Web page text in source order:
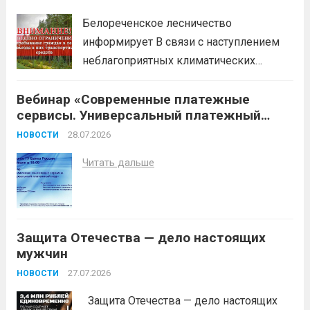
Белореченское лесничество
информирует В связи с наступлением
неблагоприятных климатических
воздуха, отсутствие осадков,
порывистый ветер), в целях
недопущения ухудшения лесопожарной
возникновений чрезвычайных
Вебинар «Современные платежные
сервисы. Универсальный платежный
код»
НОВОСТИ 28.07.2026
Читать дальше
Защита Отечества — дело настоящих
мужчин
НОВОСТИ 27.07.2026
Защита Отечества — дело настоящих